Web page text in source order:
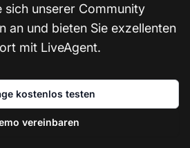
sich unserer Community
an und bieten Sie exzellenten
mit LiveAgent.
kostenlos testen
vereinbaren